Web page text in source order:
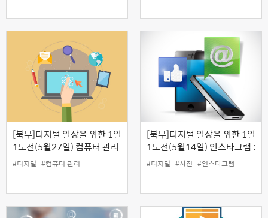
[북부]디지털 일상을 위한 1일
1도전(5월27일) 컴퓨터 관리
#디지털 #컴퓨터 관리
[북부]디지털 일상을 위한 1일
1도전(5월14일) 인스타그램 :
내가 찍은 사진으로 인싸 되기
#디지털 #사진 #인스타그램